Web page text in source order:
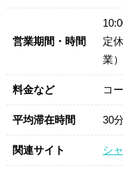
営業期間・時間
定
業）
料金など コ
平均滞在時間 30
関連サイト シ